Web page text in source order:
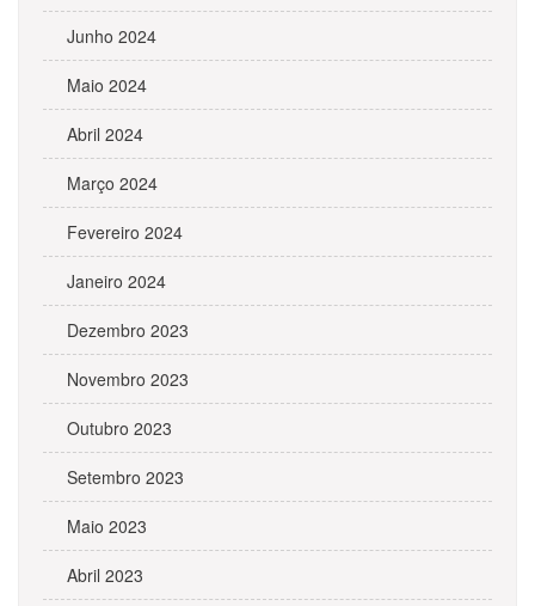
Junho 2024
Maio 2024
Abril 2024
Março 2024
Fevereiro 2024
Janeiro 2024
Dezembro 2023
Novembro 2023
Outubro 2023
Setembro 2023
Maio 2023
Abril 2023